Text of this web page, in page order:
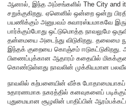
ஆனால், இந்த அம்சங்களில் The City and
சறுக்குகிறது. ஏனெனில் ஒன்றை ஒன்று
பயணிக்கும் அனுபவம் சுவாரஸ்யமாகவே
பார்க்கும்போது ஒட்டுமொத்த நாவலுமே
தன்மையை அடைந்து விடுகிறது. தலைமை
இந்தக் குறையை கொஞ்சம் ஈடுகட்டுகிறது.
பிணைப்புக்கான ஆதாரம் கதையில்
கொண்டுள்ளது நாவலின் முக்கியமான
நாவலில் கற்பனையின் வீச்சு போதாமையாகப்
உதாரணமாக நகரத்தில் கனவுகளைப்
புதுமையான சூழலின் பாதிப்பின்